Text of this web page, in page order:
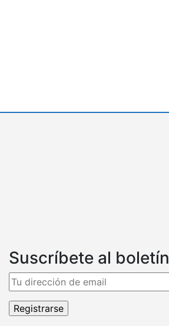
Suscríbete al boletín